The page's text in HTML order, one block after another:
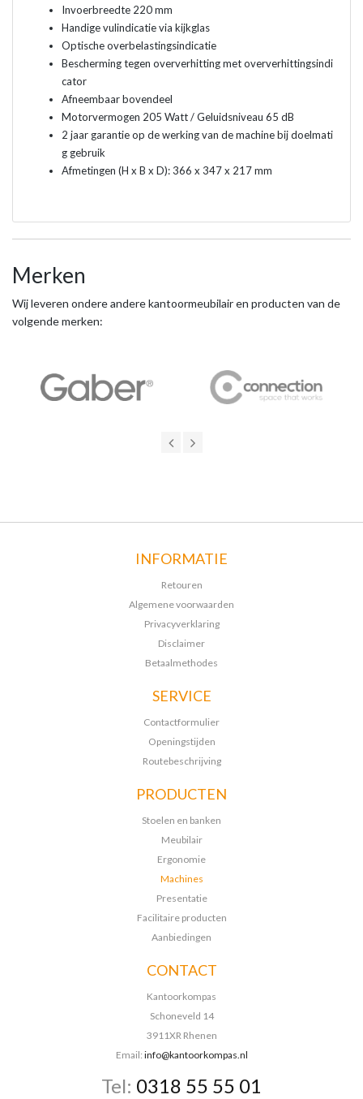
Invoerbreedte 220 mm
Handige vulindicatie via kijkglas
Optische overbelastingsindicatie
Bescherming tegen oververhitting met oververhittingsindi
cator
Afneembaar bovendeel
Motorvermogen 205 Watt / Geluidsniveau 65 dB
2 jaar garantie op de werking van de machine bij doelmati
g gebruik
Afmetingen (H x B x D): 366 x 347 x 217 mm
Merken
Wij leveren ondere andere kantoormeubilair en producten van de
volgende merken:
INFORMATIE
Retouren
Algemene voorwaarden
Privacyverklaring
Disclaimer
Betaalmethodes
SERVICE
Contactformulier
Openingstijden
Routebeschrijving
PRODUCTEN
Stoelen en banken
Meubilair
Ergonomie
Machines
Presentatie
Facilitaire producten
Aanbiedingen
CONTACT
Kantoorkompas
Schoneveld 14
3911XR Rhenen
Email: info@kantoorkompas.nl
Tel: 0318 55 55 01